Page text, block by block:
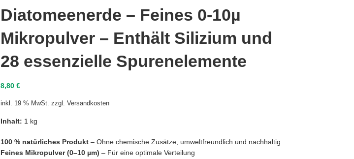
Diatomeenerde – Feines 0-10µ
Mikropulver – Enthält Silizium und
28 essenzielle Spurenelemente
8,80 €
inkl. 19 % MwSt. zzgl. Versandkosten
Inhalt: 1 kg
100 % natürliches Produkt– Ohne chemische Zusätze, umweltfreundlich und nachhaltig
Feines Mikropulver (0–10 µm) – Für eine optimale Verteilung